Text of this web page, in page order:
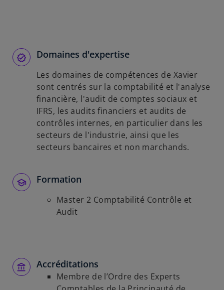
Domaines d'expertise
Les domaines de compétences de Xavier
sont centrés sur la comptabilité et l'analyse
financière, l'audit de comptes sociaux et
IFRS, les audits financiers et audits de
contrôles internes, en particulier dans les
secteurs de l'industrie, ainsi que les
secteurs bancaires et non marchands.
Formation
Master 2 Comptabilité Contrôle et
Audit
Accréditations
Membre de l’Ordre des Experts